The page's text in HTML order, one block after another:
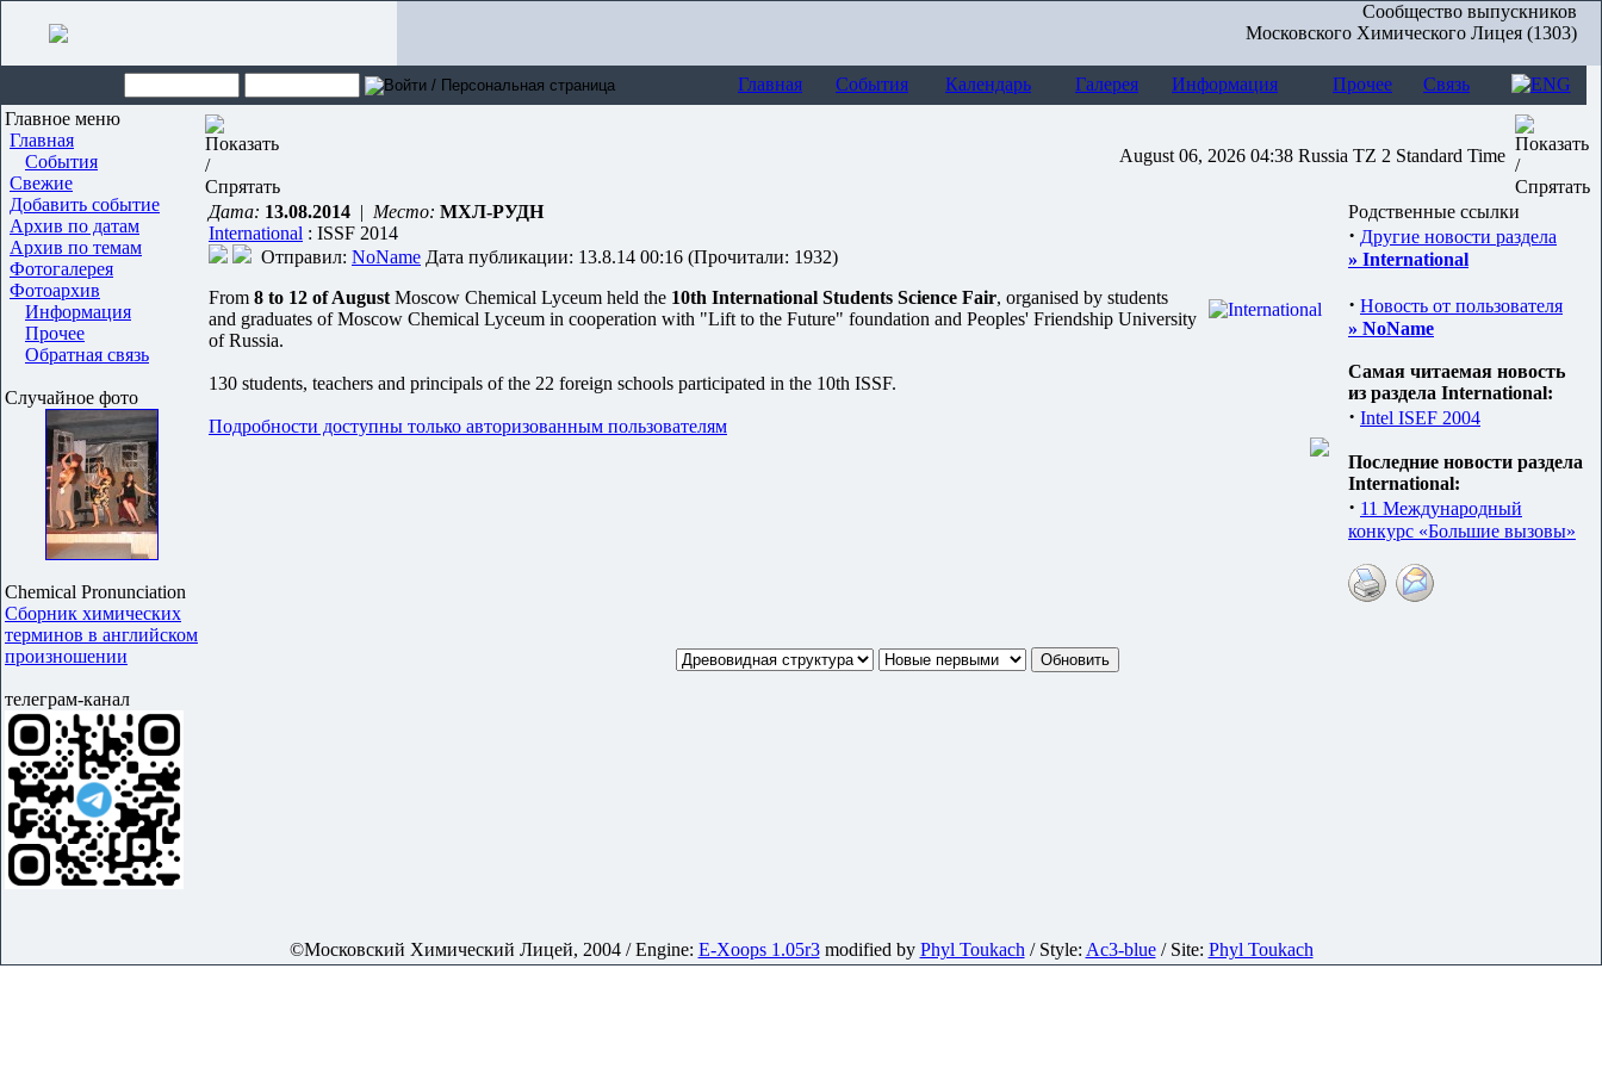
Сообщество выпускников
Московского Химического Лицея (1303)
Главная События Календарь Галерея Информация Прочее
Связь
Главное меню
Главная
События
Свежие
Добавить событие
Архив по датам
Архив по темам
Фотогалерея
Фотоархив
Информация
Прочее
Обратная связь
Случайное фото
Chemical Pronunciation
Сборник химических
терминов в английском
произношении
телеграм-канал
August 06, 2026 04:38 Russia TZ 2 Standard Time
Дата: 13.08.2014 | Место: МХЛ-РУДН
International : ISSF 2014
Отправил: NoName Дата публикации: 13.8.14 00:16 (Прочитали: 1932)
From 8 to 12 of August Moscow Chemical Lyceum held the 10th International Students Science Fair, organised by students
and graduates of Moscow Chemical Lyceum in cooperation with "Lift to the Future" foundation and Peoples' Friendship University
of Russia.
130 students, teachers and principals of the 22 foreign schools participated in the 10th ISSF.
Подробности доступны только авторизованным пользователям
Родственные ссылки
· Другие новости раздела
» International
· Новость от пользователя
» NoName
Самая читаемая новость
из раздела International:
· Intel ISEF 2004
Последние новости раздела
International:
· 11 Международный
конкурс «Большие вызовы»
©Московский Химический Лицей, 2004 / Engine: E-Xoops 1.05r3modified by Phyl Toukach / Style: Ac3-blue/ Site: Phyl Toukach